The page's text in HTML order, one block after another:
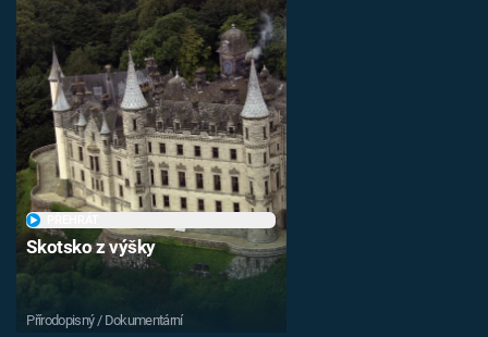
Skotsko z výšky
Přírodopisný / Dokumentární